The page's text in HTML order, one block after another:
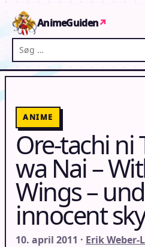
AnimeGuiden↗
Søg på AnimeGuiden
ANIME
Ore-tachi ni
wa Nai –
Wings –
innocent
10. april 2011 · Erik Weber-